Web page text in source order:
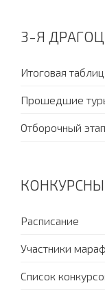
3-Я
Итоговая
Прошедшие
Отборочный этап
Расписание
Участники
Список